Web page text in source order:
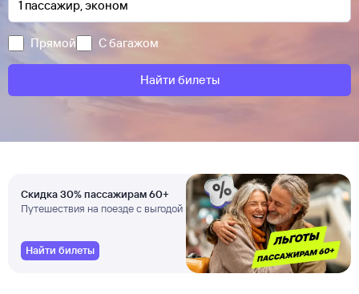
Прямой С багажом
Найти билеты
Скидка 30% пассажирам 60+
Путешествия на поезде с выгодой
Найти билеты